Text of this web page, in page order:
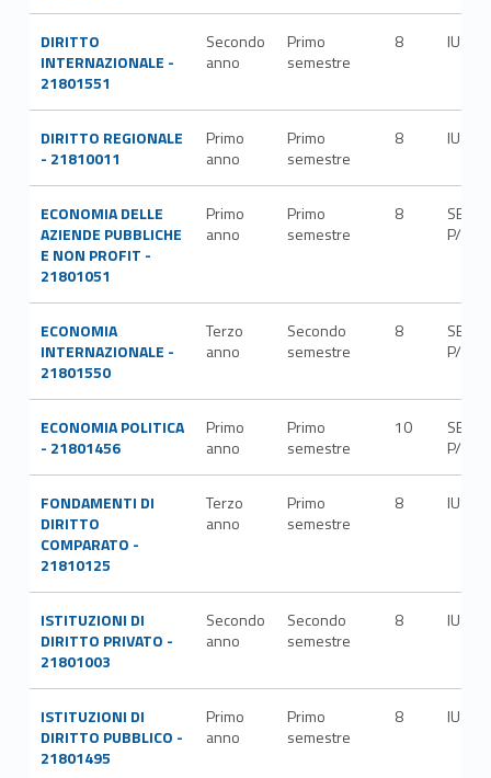
DIRITTO
INTERNAZIONALE -
21801551
Secondo
anno
Primo
semestre
8 IUS/
DIRITTO REGIONALE
- 21810011
Primo
anno
Primo
semestre
8 IUS/
ECONOMIA DELLE
AZIENDE PUBBLICHE
E NON PROFIT -
21801051
Primo
anno
Primo
semestre
8
SECS-
P/07
ECONOMIA
INTERNAZIONALE -
21801550
Terzo
anno
Secondo
semestre
8
SECS-
P/01
ECONOMIA POLITICA
- 21801456
Primo
anno
Primo
semestre
10
SECS-
P/01
FONDAMENTI DI
DIRITTO
COMPARATO -
21810125
Terzo
anno
Primo
semestre
8 IUS/
ISTITUZIONI DI
DIRITTO PRIVATO -
21801003
Secondo
anno
Secondo
semestre
8 IUS/
ISTITUZIONI DI
DIRITTO PUBBLICO -
21801495
Primo
anno
Primo
semestre
8 IUS/